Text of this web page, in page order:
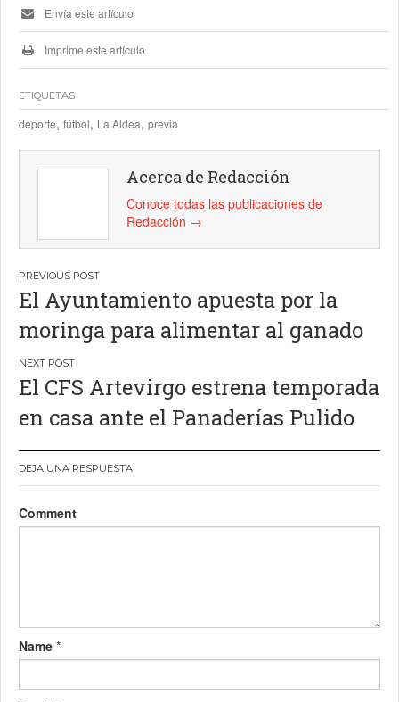
Envía este artículo
Imprime este artículo
ETIQUETAS
deporte, fútbol, La Aldea, previa
Acerca de Redacción
Conoce todas las publicaciones de
Redacción →
Navegación
de
entradas
El Ayuntamiento apuesta por la
moringa para alimentar al ganado
El CFS Artevirgo estrena temporada
en casa ante el Panaderías Pulido
DEJA UNA RESPUESTA
Comment
Name *